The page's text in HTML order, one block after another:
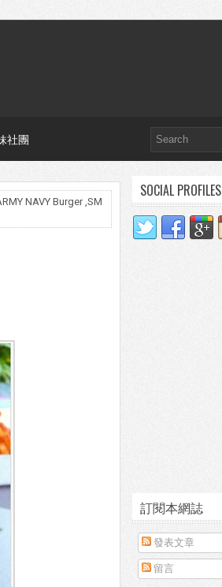
社團
NAVY Burger ,SM
SOCIAL PROFILES
訂閱本網誌
發表文章
留言